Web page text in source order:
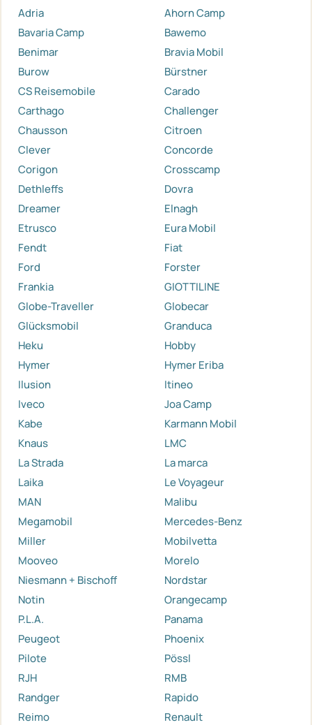
Adria
Ahorn Camp
Bavaria Camp
Bawemo
Benimar
Bravia Mobil
Burow
Bürstner
CS Reisemobile
Carado
Carthago
Challenger
Chausson
Citroen
Clever
Concorde
Corigon
Crosscamp
Dethleffs
Dovra
Dreamer
Elnagh
Etrusco
Eura Mobil
Fendt
Fiat
Ford
Forster
Frankia
GIOTTILINE
Globe-Traveller
Globecar
Glücksmobil
Granduca
Heku
Hobby
Hymer
Hymer Eriba
Ilusion
Itineo
Iveco
Joa Camp
Kabe
Karmann Mobil
Knaus
LMC
La Strada
La marca
Laika
Le Voyageur
MAN
Malibu
Megamobil
Mercedes-Benz
Miller
Mobilvetta
Mooveo
Morelo
Niesmann + Bischoff
Nordstar
Notin
Orangecamp
P.L.A.
Panama
Peugeot
Phoenix
Pilote
Pössl
RJH
RMB
Randger
Rapido
Reimo
Renault